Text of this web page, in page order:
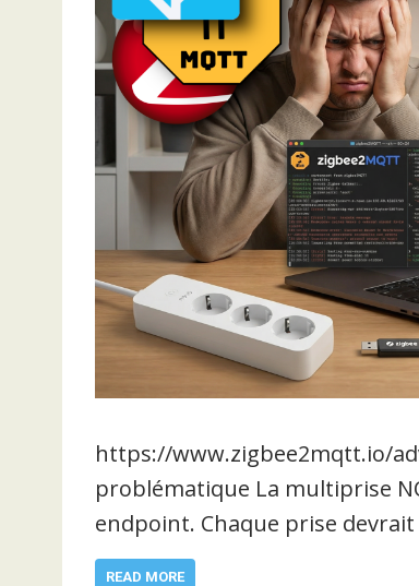
https://www.zigbee2mqtt.io/
problématique La multiprise
endpoint. Chaque prise
READ MORE